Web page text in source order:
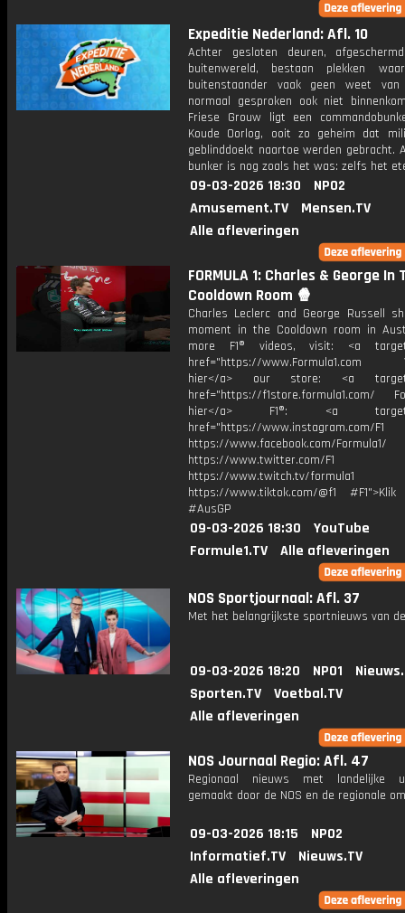
Expeditie Nederland: Afl. 10
Achter gesloten deuren,
buitenwereld, bestaan plekken
buitenstaander vaak geen weet
normaal gesproken ook niet
Friese Grouw ligt een
Koude Oorlog, ooit zo geheim dat
geblinddoekt naartoe werden gebracht.
bunker is nog zoals het was: zelfs het
09-03-2026 18:30
NPO2
Amusement.TV
Mensen.TV
Alle afleveringen
FORMULA 1: Charles & George In
Cooldown Room 🍿
Charles Leclerc and George Russell
moment in the Cooldown room in
more F1® videos, visit: <a
href="https://www.Formula1.com
hier</a> our store: <a
href="https://f1store.formula1.com/
hier</a> F1®: <a
href="https://www.instagram.com/F1
https://www.facebook.com/Formula1/
https://www.twitter.com/F1
https://www.twitch.tv/formula1
https://www.tiktok.com/@f1
#AusGP
09-03-2026 18:30
YouTube
Formule1.TV
Alle afleveringen
NOS Sportjournaal: Afl. 37
Met het belangrijkste sportnieuws van
09-03-2026 18:20 NPO1
Sporten.TV
Voetbal.TV
Alle afleveringen
NOS Journaal Regio: Afl. 47
Regionaal nieuws met landelijke
gemaakt door de NOS en de regionale
09-03-2026 18:15
NPO2
Informatief.TV
Nieuws.TV
Alle afleveringen